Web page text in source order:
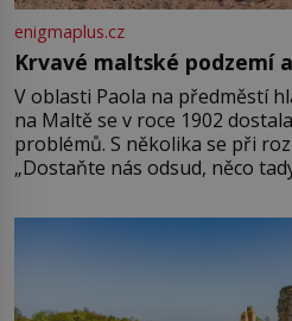
enigmaplus.cz
Krvavé maltské podzemí
V oblasti Paola na předměstí
na Maltě se v roce 1902
problémů. S několika se při
„Dostaňte nás odsud, něco